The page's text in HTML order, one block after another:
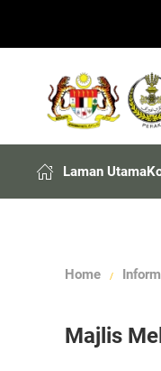
Laman Utama
Home
Majlis